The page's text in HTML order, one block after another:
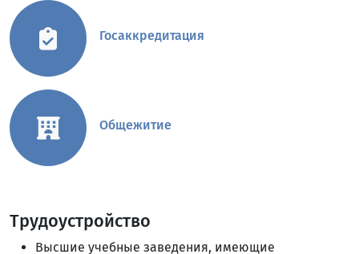
Госаккредитация
Общежитие
Трудоустройство
Высшие учебные заведения, имеющие